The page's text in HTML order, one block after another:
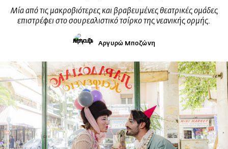
Μία από τις μακροβιότερες και βραβευμένες θεατρικές ομάδες
επιστρέφει στο σουρεαλιστικό τσίρκο της νεανικής ορμής.
Αργυρώ Μποζώνη